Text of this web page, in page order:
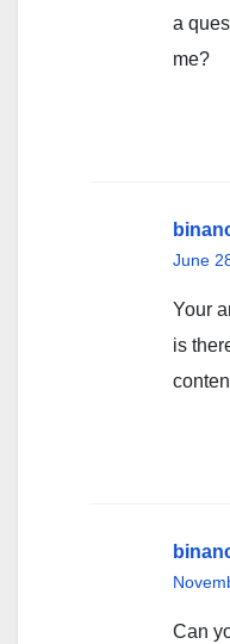
a
me?
June
Your
is
Can